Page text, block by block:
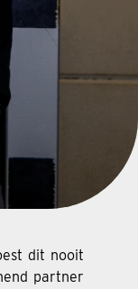
dit nooit
partner